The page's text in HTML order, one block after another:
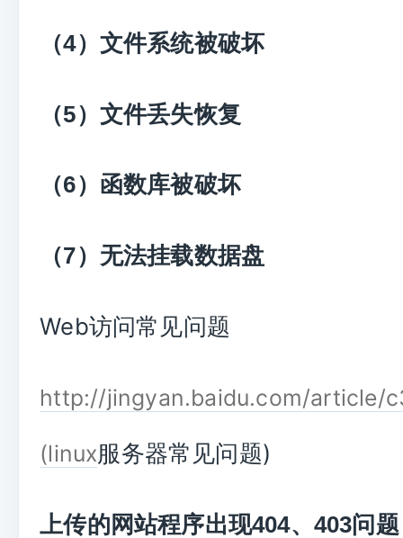
（4）文件系统被破坏
（5）文件丢失恢复
（6）函数库被破坏
（7）无法挂载数据盘
Web访问常见问题
http://jingyan.baidu.com/article/
(linux服务器常见问题)
上传的网站程序出现404、 403问题